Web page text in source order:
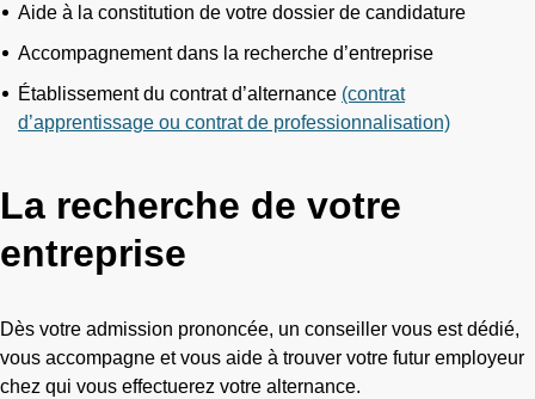
Aide à la constitution de votre dossier de candidature
Accompagnement dans la recherche d’entreprise
Établissement du contrat d’alternance (contrat
d’apprentissage ou contrat de professionnalisation)
La recherche de votre
entreprise
Dès votre admission prononcée, un conseiller vous est dédié,
vous accompagne et vous aide à trouver votre futur employeur
chez qui vous effectuerez votre alternance.